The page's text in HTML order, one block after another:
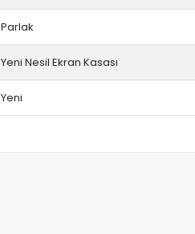
Parlak
Yeni Nesil Ekran Kasası
Yeni